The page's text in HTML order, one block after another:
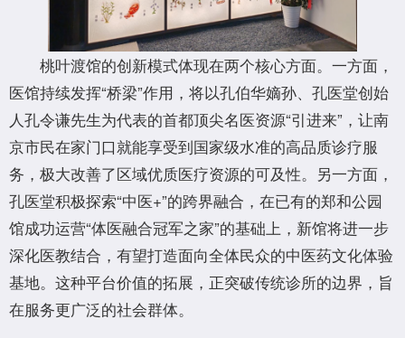
桃叶渡馆的创新模式体现在两个核心方面。一方面，
医馆持续发挥“桥梁”作用，将以孔伯华嫡孙、孔医堂创始
人孔令谦先生为代表的首都顶尖名医资源“引进来”，让南
京市民在家门口就能享受到国家级水准的高品质诊疗服
务，极大改善了区域优质医疗资源的可及性。另一方面，
孔医堂积极探索“中医+”的跨界融合，在已有的郑和公园
馆成功运营“体医融合冠军之家”的基础上，新馆将进一步
深化医教结合，有望打造面向全体民众的中医药文化体验
基地。这种平台价值的拓展，正突破传统诊所的边界，旨
在服务更广泛的社会群体。